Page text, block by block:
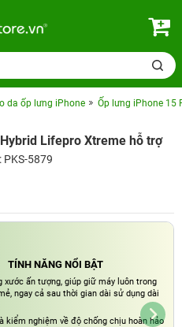
da ốp lưng iPhone Ốp lưng iPhone 15
Lifepro Xtreme hỗ trợ
PKS-5879
TÍNH NĂNG NỔI BẬT
xước ấn tượng, giúp giữ máy luôn trong
ngay cả sau thời gian dài sử dụng dài
kiểm nghiệm về độ chống chịu hoàn hảo